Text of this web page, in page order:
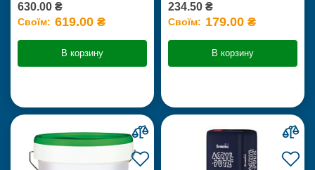
630.00 ₴
Своїм: 619.00 ₴
В корзину
234.50 ₴
Своїм: 179.00 ₴
В корзину